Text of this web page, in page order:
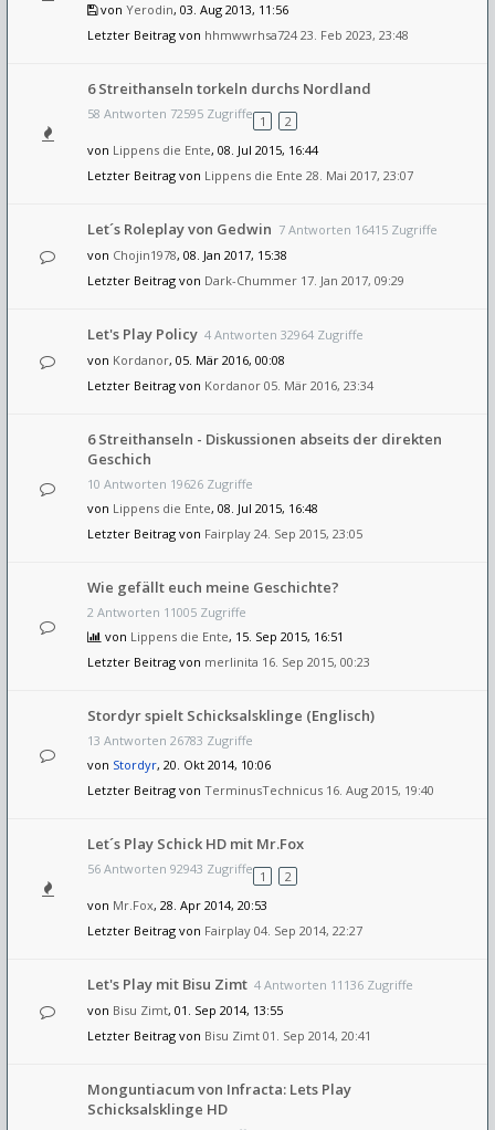
von Yerodin, 03. Aug 2013, 11:56
Letzter Beitrag von hhmwwrhsa724 23. Feb 2023, 23:48
6 Streithanseln torkeln durchs Nordland
58 Antworten 72595 Zugriffe 1
2
von Lippens die Ente, 08. Jul 2015, 16:44
Letzter Beitrag von Lippens die Ente 28. Mai 2017, 23:07
Let´s Roleplay von Gedwin 7 Antworten 16415 Zugriffe
von Chojin1978, 08. Jan 2017, 15:38
Letzter Beitrag von Dark-Chummer 17. Jan 2017, 09:29
Let's Play Policy 4 Antworten 32964 Zugriffe
von Kordanor, 05. Mär 2016, 00:08
Letzter Beitrag von Kordanor 05. Mär 2016, 23:34
6 Streithanseln - Diskussionen abseits der direkten
Geschich
10 Antworten 19626 Zugriffe
von Lippens die Ente, 08. Jul 2015, 16:48
Letzter Beitrag von Fairplay 24. Sep 2015, 23:05
Wie gefällt euch meine Geschichte?
2 Antworten 11005 Zugriffe
von Lippens die Ente, 15. Sep 2015, 16:51
Letzter Beitrag von merlinita 16. Sep 2015, 00:23
Stordyr spielt Schicksalsklinge (Englisch)
13 Antworten 26783 Zugriffe
von Stordyr, 20. Okt 2014, 10:06
Letzter Beitrag von TerminusTechnicus 16. Aug 2015, 19:40
Let´s Play Schick HD mit Mr.Fox
56 Antworten 92943 Zugriffe 1
2
von Mr.Fox, 28. Apr 2014, 20:53
Letzter Beitrag von Fairplay 04. Sep 2014, 22:27
Let's Play mit Bisu Zimt 4 Antworten 11136 Zugriffe
von Bisu Zimt, 01. Sep 2014, 13:55
Letzter Beitrag von Bisu Zimt 01. Sep 2014, 20:41
Monguntiacum von Infracta: Lets Play
Schicksalsklinge HD